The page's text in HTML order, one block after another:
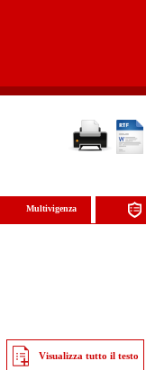
Multivigenza
Visualizza tutto il testo